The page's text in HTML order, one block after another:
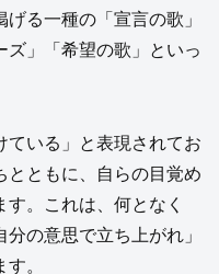
る一種の「宣言の歌」
ズ」「希望の歌」といっ
ている」と表現されてお
とともに、自らの目覚め
。これは、何となく
の意思で立ち上がれ」
。